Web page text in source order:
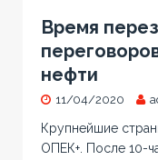
Время
нефти
11/04/2020
Крупнейшие
ОПЕК+. После 10-